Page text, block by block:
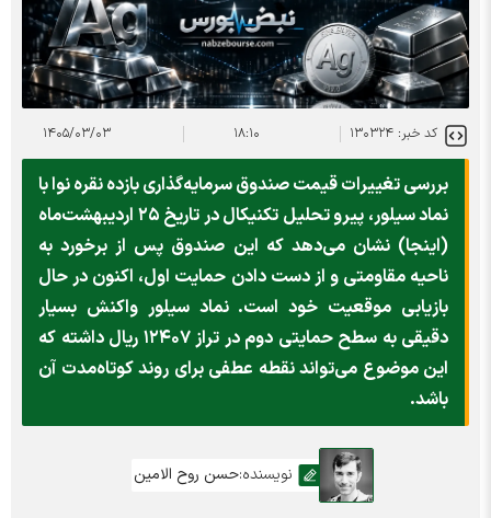
کد خبر: ۱۳۰۳۲۴ ۱۸:۱۰ ۱۴۰۵/۰۳/۰۳
بررسی تغییرات قیمت صندوق سرمایه‌گذاری بازده نقره نوا با
نماد سیلور، پیرو تحلیل تکنیکال در تاریخ ۲۵ اردیبهشت‌ماه
(اینجا) نشان می‌دهد که این صندوق پس از برخورد به
ناحیه مقاومتی و از دست دادن حمایت اول، اکنون در حال
بازیابی موقعیت خود است. نماد سیلور واکنش بسیار
دقیقی به سطح حمایتی دوم در تراز ۱۲۴۰۷ ریال داشته که
این موضوع می‌تواند نقطه عطفی برای روند کوتاه‌مدت آن
باشد.
نویسنده:حسن روح الامین